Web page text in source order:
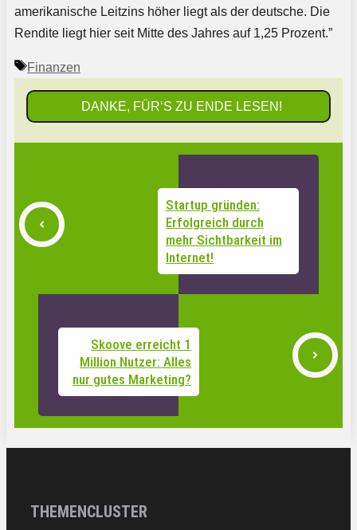
amerikanische Leitzins höher liegt als der deutsche. Die
Rendite liegt hier seit Mitte des Jahres auf 1,25 Prozent.”
Schlagwörter
Finanzen
DANKE, FÜR‘S ZU ENDE LESEN!
Startup gründen:
Erfolgreich durch
mehr Sichtbarkeit im
Internet!
Skoove erreicht 1
Million Nutzer: Alles
nur gutes Marketing?
THEMENCLUSTER